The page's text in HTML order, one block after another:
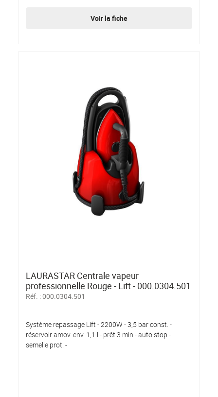
Voir la fiche
LAURASTAR Centrale vapeur
professionnelle Rouge - Lift - 000.0304.501
Réf. :000.0304.501
Système repassage Lift - 2200W - 3,5 bar const. -
réservoir amov. env. 1,1 l - prêt 3 min - auto stop -
semelle prot. -